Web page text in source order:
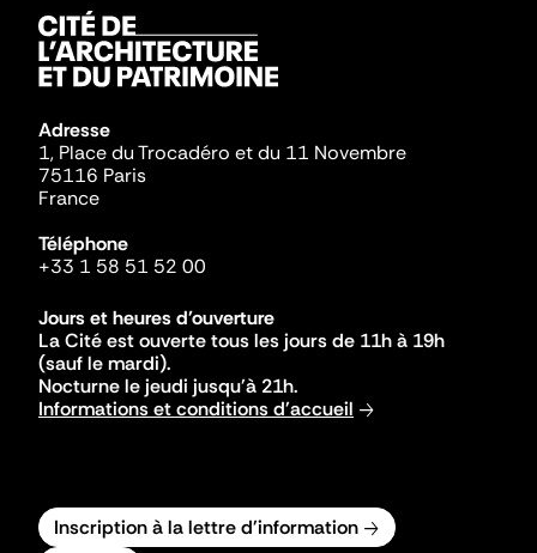
Adresse
1, Place du Trocadéro et du 11 Novembre
75116 Paris
France
Téléphone
+33 1 58 51 52 00
Jours et heures d'ouverture
La Cité est ouverte tous les jours de 11h à 19h
(sauf le mardi).
Nocturne le jeudi jusqu'à 21h.
Informations et conditions d'accueil
Inscription à la lettre d'information